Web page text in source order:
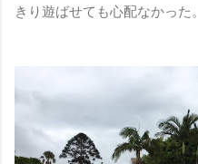
きり遊ばせても心配なかった。